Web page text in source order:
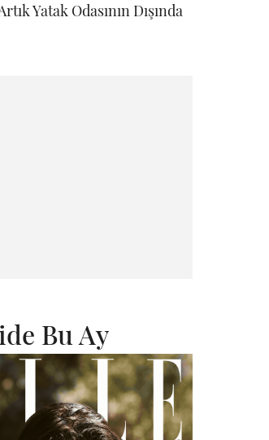
Yatak Odasının Dışında
Bu Ay